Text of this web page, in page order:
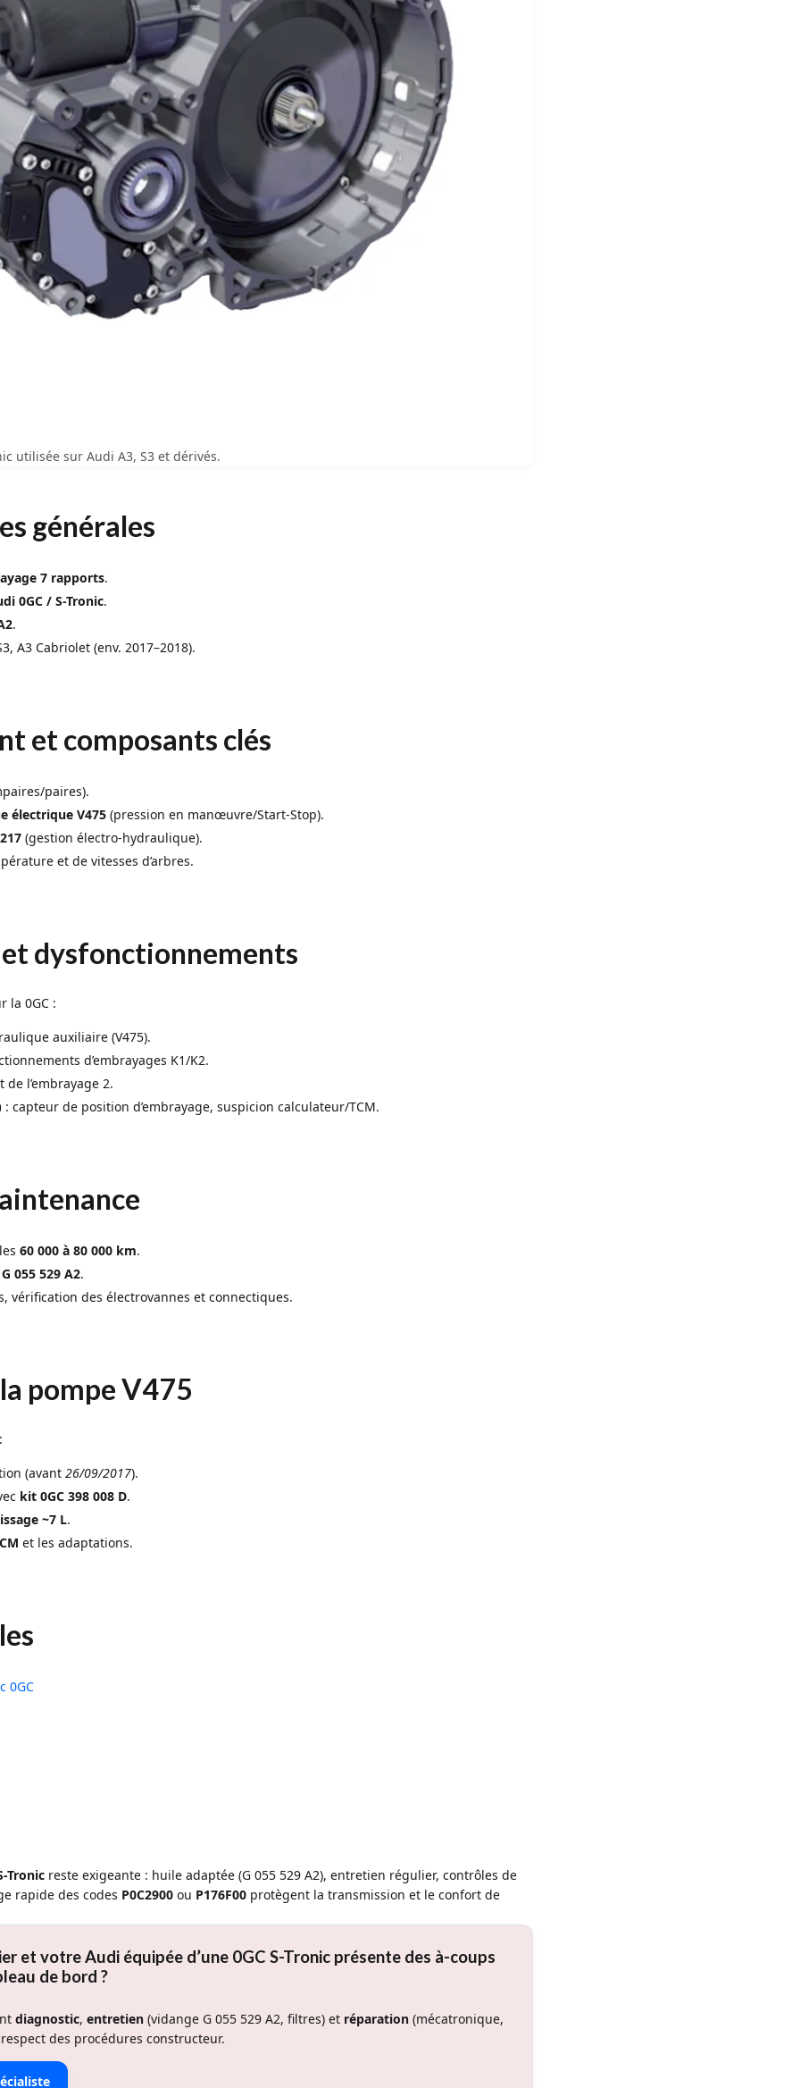
utilisée sur Audi A3, S3 et dérivés.
générales
7 rapports.
0GC / S-Tronic.
.
A3 Cabriolet (env. 2017–2018).
et composants clés
paires).
électrique V475(pression en manœuvre/Start-Stop).
(gestion électro-hydraulique).
et de vitesses d’arbres.
dysfonctionnements
la 0GC :
auxiliaire (V475).
d’embrayages K1/K2.
l’embrayage 2.
: capteur de position d’embrayage, suspicion calculateur/TCM.
60 000 à 80 000 km.
055 529 A2.
vérification des électrovannes et connectiques.
pompe V475
(avant 26/09/2017).
kit 0GC 398 008 D.
~7 L.
et les adaptations.
0GC
Tronicreste exigeante : huile adaptée (G 055 529 A2), entretien régulier, contrôles de
rapide des codes P0C2900ou P176F00protègent la transmission et le confort de
et votre Audi équipée d’une 0GC S-Tronic présente des à-coups
de bord ?
diagnostic, entretien(vidange G 055 529 A2, filtres) et réparation(mécatronique,
des procédures constructeur.